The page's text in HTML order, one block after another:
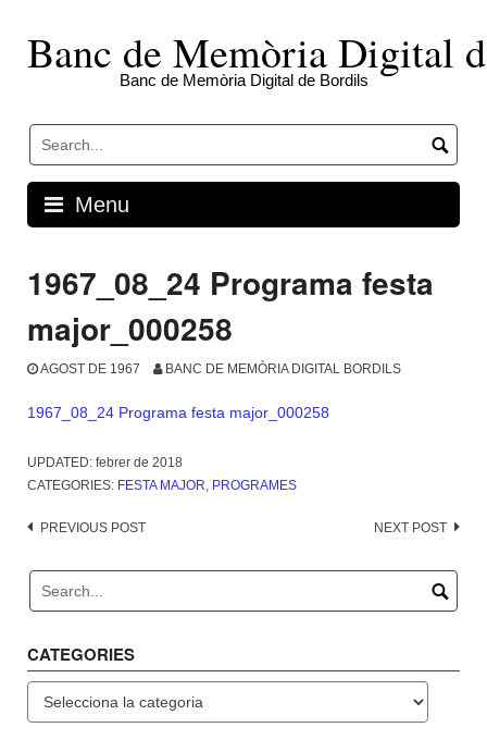
contentBanc de Memòria Digital
Banc de Memòria Digital de Bordils
Menu
1967_08_24 Programa festa
major_000258
AGOST DE 1967 BANC DE MEMÒRIA DIGITAL BORDILS
1967_08_24 Programa festa major_000258
UPDATED: febrer de 2018
CATEGORIES: FESTA MAJOR, PROGRAMES
Post
PREVIOUS POST NEXT POST
CATEGORIES